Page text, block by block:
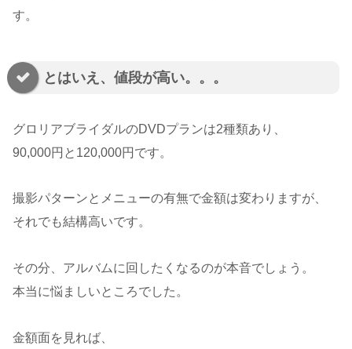
す。
とはいえ、値段が高い。。。
グロリアブライダルのDVDプランは2種類あり、
90,000円と120,000円です。
撮影パターンとメニューの有無で金額は変わりますが、
それでも結構高いです。
その分、アルバムに回したくなるのが本音でしょう。
本当に悩ましいところでした。
金額面を見れば、